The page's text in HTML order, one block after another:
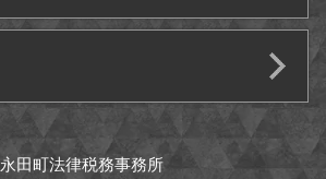
永田町法律税務事務所